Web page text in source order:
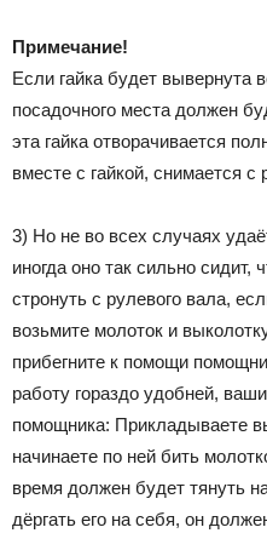
Примечание!
Если гайка будет вывернута
посадочного места должен
эта гайка отворачивается
вместе с гайкой, снимается
3) Но не во всех случаях
иногда оно так сильно сидит,
стронуть с рулевого вала,
возьмите молоток и
прибегните к помощи
работу гораздо удобней,
помощника: Прикладываете
начинаете по ней бить
время должен будет тянуть
дёргать его на себя, он